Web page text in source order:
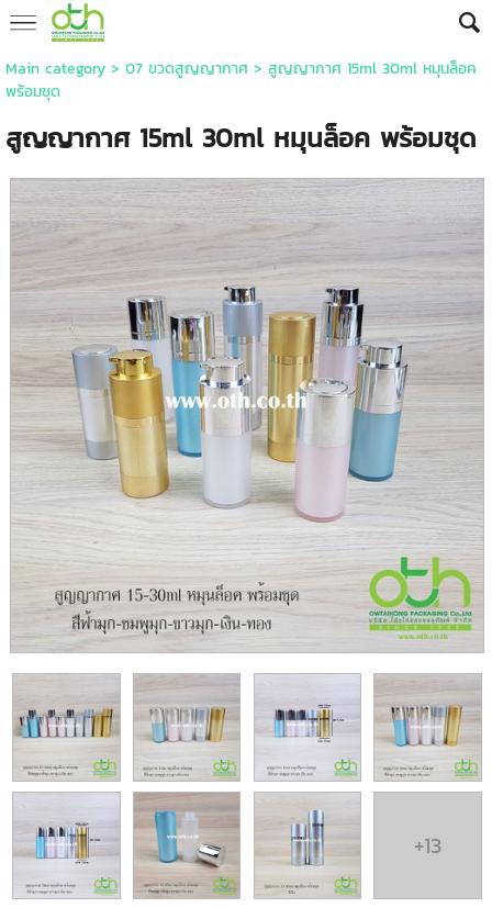
Main category> 07 ขวดสูญญากาศ> สูญญากาศ 15ml 30ml หมุนล็อค
พร้อมชุด
สูญญากาศ 15ml 30ml หมุนล็อค พร้อมชุด
+13